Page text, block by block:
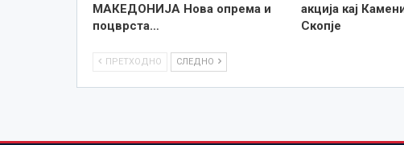
МАКЕДОНИЈА Нова опрема и
поцврста…
акција кај
Скопје
ПРЕТХОДНО СЛЕДНО